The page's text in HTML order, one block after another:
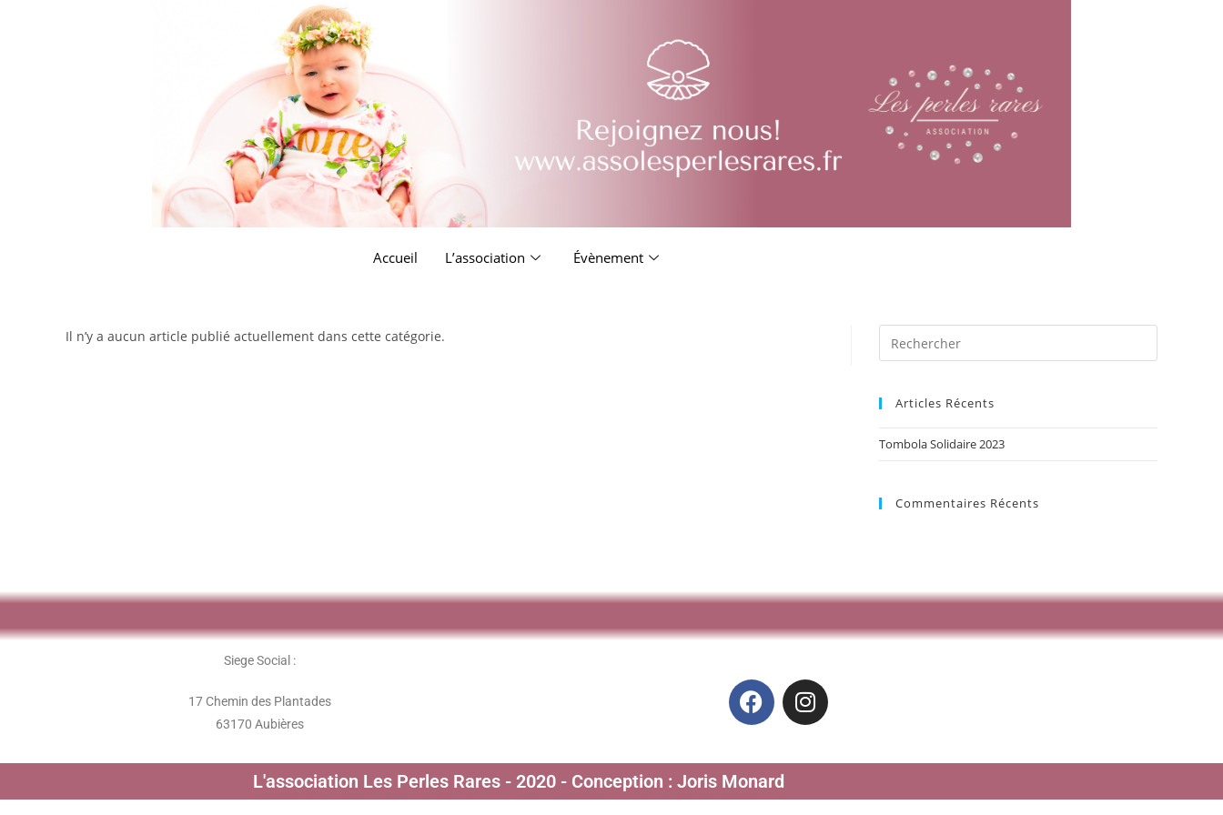
Accueil L’association Évènement
Il n’y a aucun article publié actuellement dans cette catégorie.
Articles Récents
Tombola Solidaire 2023
Commentaires Récents
Siege Social :
17 Chemin des Plantades
63170 Aubières
L'association Les Perles Rares - 2020 - Conception : Joris Monard